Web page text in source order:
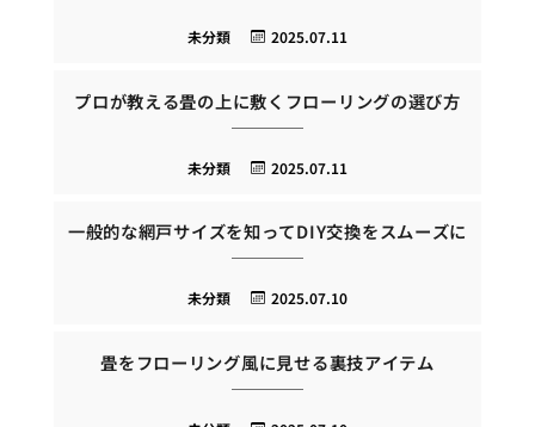
2025.07.11
未分類
プロが教える畳の上に敷くフローリングの選び方
2025.07.11
未分類
一般的な網戸サイズを知ってDIY交換をスムーズに
2025.07.10
未分類
畳をフローリング風に見せる裏技アイテム